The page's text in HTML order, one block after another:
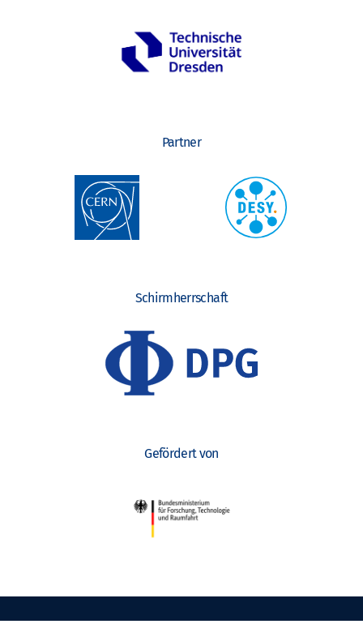
Partner
Schirmherrschaft
Gefördert von